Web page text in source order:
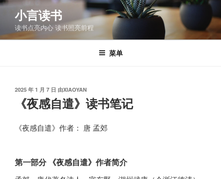
跳
容
小言读书
读书点亮内心 读书照亮前程
菜单
发
2025 年 1 月 7 日 由XIAOYAN
《夜感自遣》读书笔记
《夜感自遣》作者： 唐 孟郊
第一部分 《夜感自遣》作者简介